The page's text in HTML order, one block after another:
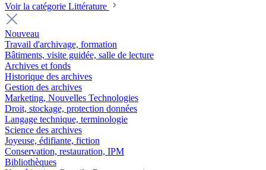
Voir la catégorie Littérature
Nouveau
Travail d'archivage, formation
Bâtiments, visite guidée, salle de lecture
Archives et fonds
Historique des archives
Gestion des archives
Marketing, Nouvelles Technologies
Droit, stockage, protection données
Langage technique, terminologie
Science des archives
Joyeuse, édifiante, fiction
Conservation, restauration, IPM
Bibliothèques